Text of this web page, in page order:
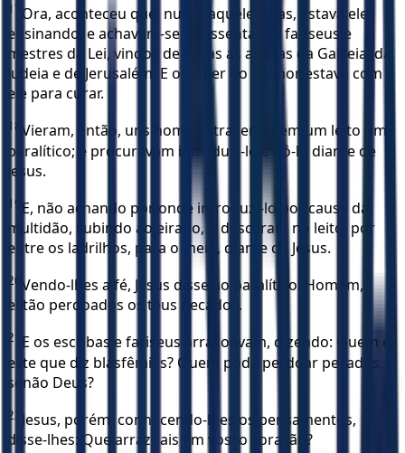
17 Ora, aconteceu que, num daqueles dias, estava ele
ensinando, e achavam-se ali assentados fariseus e
mestres da Lei, vindos de todas as aldeias da Galileia, da
Judeia e de Jerusalém. E o poder do Senhor estava com
ele para curar.
18 Vieram, então, uns homens trazendo em um leito um
paralítico; e procuravam introduzi-lo e pô-lo diante de
Jesus.
19 E, não achando por onde introduzi-lo por causa da
multidão, subindo ao eirado, o desceram no leito, por
entre os ladrilhos, para o meio, diante de Jesus.
20 Vendo-lhes a fé, Jesus disse ao paralítico: Homem,
estão perdoados os teus pecados.
21
E os escribas e fariseus arrazoavam, dizendo: Quem é
este que diz blasfêmias? Quem pode perdoar pecados,
senão Deus?
22 Jesus, porém, conhecendo-lhes os pensamentos,
disse-lhes: Que arrazoais em vosso coração?